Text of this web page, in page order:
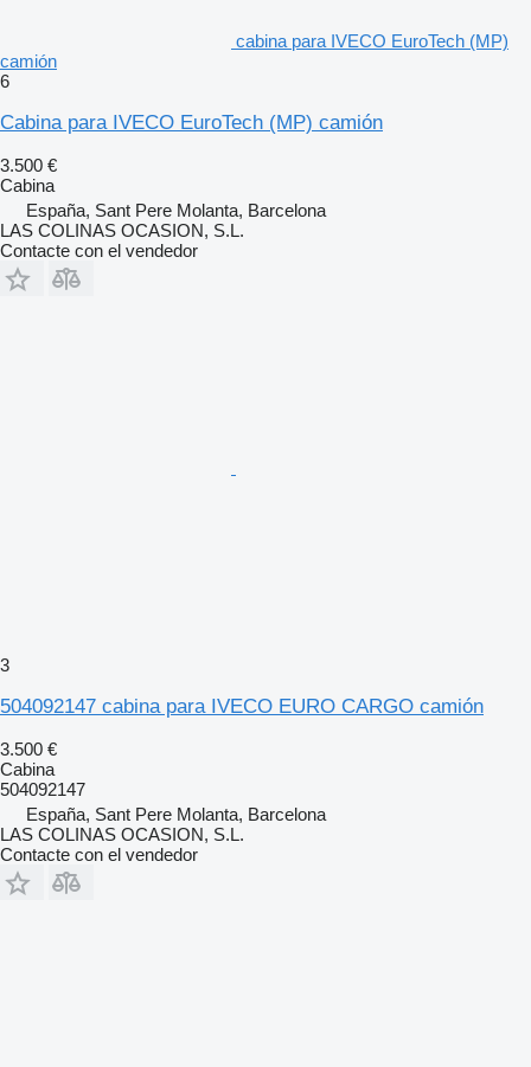
cabina para IVECO EuroTech (MP)
camión
6
Cabina para IVECO EuroTech (MP) camión
3.500 €
Cabina
España, Sant Pere Molanta, Barcelona
LAS COLINAS OCASION, S.L.
Contacte con el vendedor
3
504092147 cabina para IVECO EURO CARGO camión
3.500 €
Cabina
504092147
España, Sant Pere Molanta, Barcelona
LAS COLINAS OCASION, S.L.
Contacte con el vendedor